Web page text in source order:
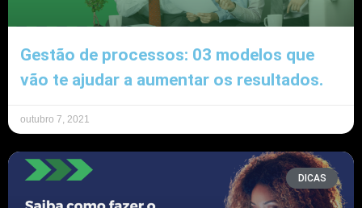
Gestão de processos: 03 modelos que
vão te ajudar a aumentar os resultados.
outubro 7, 2021
DICAS